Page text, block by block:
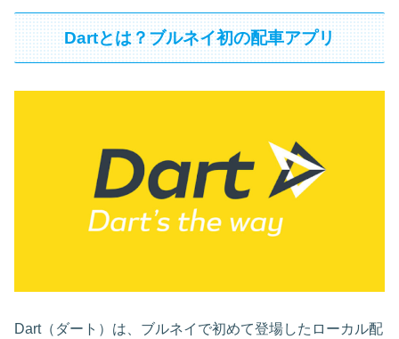
Dartとは？ブルネイ初の配車アプリ
Dart（ダート）は、ブルネイで初めて登場したローカル配